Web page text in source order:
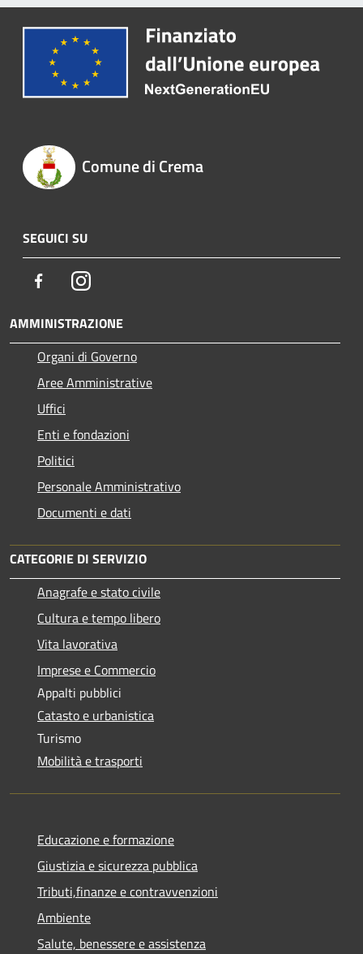
Comune di Crema
SEGUICI SU
FacebookInstagram
AMMINISTRAZIONE
Organi di Governo
Aree Amministrative
Uffici
Enti e fondazioni
Politici
Personale Amministrativo
Documenti e dati
CATEGORIE DI SERVIZIO
Anagrafe e stato civile
Cultura e tempo libero
Vita lavorativa
Imprese e Commercio
Appalti pubblici
Catasto e urbanistica
Turismo
Mobilità e trasporti
Educazione e formazione
Giustizia e sicurezza pubblica
Tributi,finanze e contravvenzioni
Ambiente
Salute, benessere e assistenza